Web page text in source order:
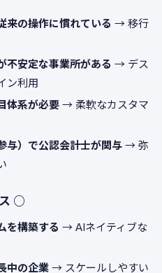
来の操作に慣れている → 移行
不安定な事業所がある → デス
ン利用
体系が必要 → 柔軟なカスタマ
与）で公認会計士が関与 → 弥
○
を構築する → AIネイティブな
中の企業 → スケールしやすい